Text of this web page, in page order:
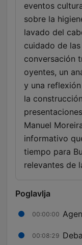
eventos
sobre la
lavado del
cuidado de
conversación
oyentes, un
y una
la
Manuel
informativo
tiempo para
relevantes de
Poglavlja
00:00:00
00:08:29